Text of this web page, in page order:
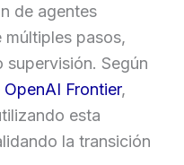
de agentes
pasos,
Según
Frontier,
esta
la transición